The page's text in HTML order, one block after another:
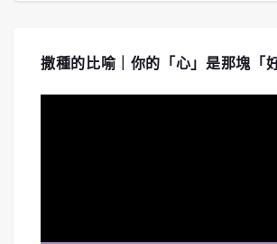
撒種的比喻｜你的「心」是那塊「